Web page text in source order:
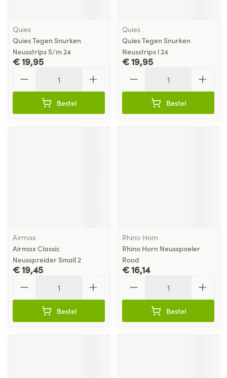
Quies
Quies Tegen Snurken
Neusstrips S/m 24
€ 19,95
Bestel
Quies
Quies Tegen Snurken
Neusstrips l 24
€ 19,95
Bestel
Airmax
Airmax Classic
Neusspreider Small 2
€ 19,45
Bestel
Rhino Horn
Rhino Horn Neusspoeler
Rood
€ 16,14
Bestel